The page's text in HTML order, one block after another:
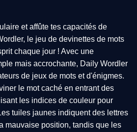
et affûte tes capacités de
le jeu de devinettes de mots
chaque jour ! Avec une
mais accrochante, Daily Wordler
de jeux de mots et d'énigmes.
le mot caché en entrant des
les indices de couleur pour
tuiles jaunes indiquent des lettres
mauvaise position, tandis que les